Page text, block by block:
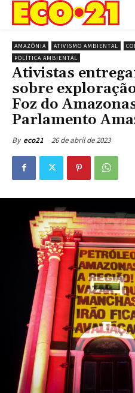
AMAZÔNIA ATIVISMO AMBIENTAL
POLÍTICA AMBIENTAL
Ativistas
sobre
Foz do
Parlamento
By eco21 26 de abril de 2023